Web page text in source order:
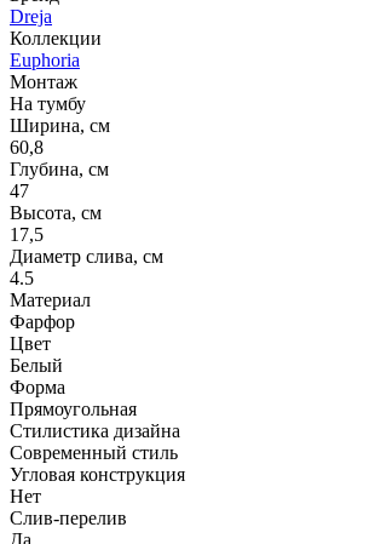
Dreja
Коллекции
Euphoria
Монтаж
На тумбу
Ширина, см
60,8
Глубина, см
47
Высота, см
17,5
Диаметр слива, см
4.5
Материал
Фарфор
Цвет
Белый
Форма
Прямоугольная
Стилистика дизайна
Современный стиль
Угловая конструкция
Нет
Слив-перелив